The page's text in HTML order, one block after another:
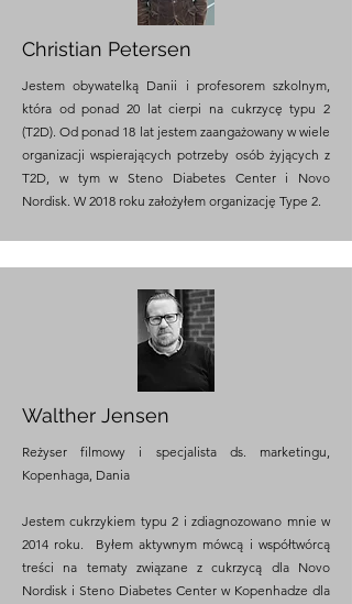
Christian Petersen
Jestem obywatelką Danii i profesorem szkolnym,
która od ponad 20 lat cierpi na cukrzycę typu 2
(T2D). Od ponad 18 lat jestem zaangażowany w wiele
organizacji wspierających potrzeby osób żyjących z
T2D, w tym w Steno Diabetes Center i Novo
Nordisk. W 2018 roku założyłem organizację Type 2.
Walther Jensen
Reżyser filmowy i specjalista ds. marketingu,
Kopenhaga, Dania
Jestem cukrzykiem typu 2 i zdiagnozowano mnie w
2014 roku. Byłem aktywnym mówcą i współtwórcą
treści na tematy związane z cukrzycą dla Novo
Nordisk i Steno Diabetes Center w Kopenhadze dla